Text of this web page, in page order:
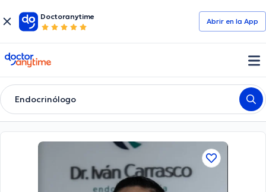
Doctoranytime
Abrir en la App
doctoranytime
Endocrinólogo